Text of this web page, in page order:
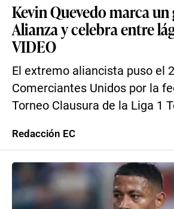
Kevin Quevedo marca
Alianza y celebra entre
VIDEO
El extremo aliancista puso el
Comerciantes Unidos por la
Torneo Clausura de la Liga 1
Redacción EC